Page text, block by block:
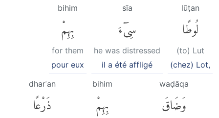
lūṭan
لُوطًا
(to) Lut
(chez) Lot,
sīa
سِىٓءَ
he was distressed
il a été affligé
bihim
بِهِمْ
for them
pour eux
waḍāqa
وَضَاقَ
bihim
بِهِمْ
dharʿan
ذَرْعًا